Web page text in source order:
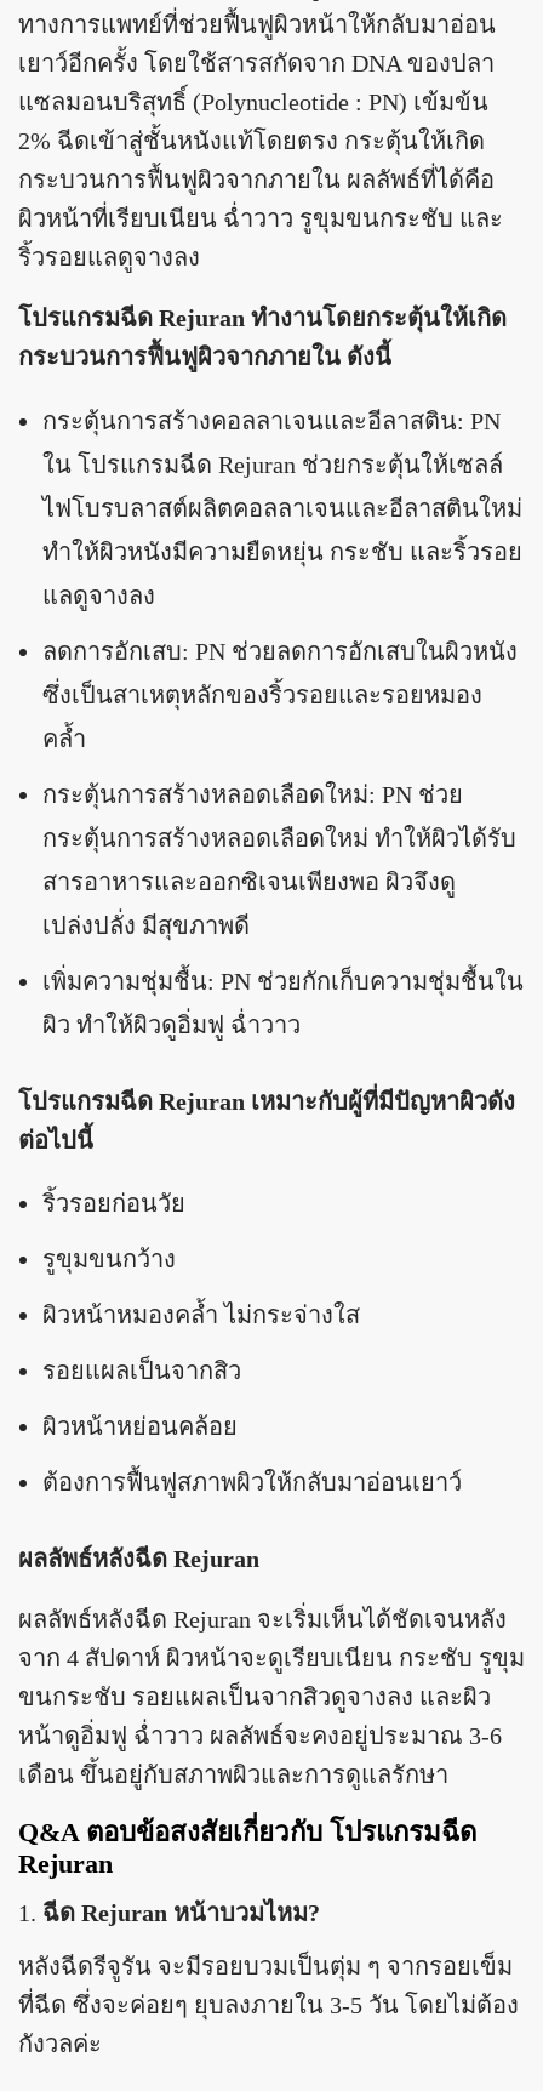
ทางการแพทย์ที่ช่วยฟื้นฟูผิวหน้าให้กลับมาอ่อน
เยาว์อีกครั้ง โดยใช้สารสกัดจาก DNA ของปลา
แซลมอนบริสุทธิ์ (Polynucleotide : PN) เข้มข้น
2% ฉีดเข้าสู่ชั้นหนังแท้โดยตรง กระตุ้นให้เกิด
กระบวนการฟื้นฟูผิวจากภายใน ผลลัพธ์ที่ได้คือ
ผิวหน้าที่เรียบเนียน ฉ่ำวาว รูขุมขนกระชับ และ
ริ้วรอยแลดูจางลง
โปรแกรมฉีด Rejuran ทำงานโดยกระตุ้นให้เกิด
กระบวนการฟื้นฟูผิวจากภายใน ดังนี้
กระตุ้นการสร้างคอลลาเจนและอีลาสติน: PN
ใน โปรแกรมฉีด Rejuran ช่วยกระตุ้นให้เซลล์
ไฟโบรบลาสต์ผลิตคอลลาเจนและอีลาสตินใหม่
ทำให้ผิวหนังมีความยืดหยุ่น กระชับ และริ้วรอย
แลดูจางลง
ลดการอักเสบ: PN ช่วยลดการอักเสบในผิวหนัง
ซึ่งเป็นสาเหตุหลักของริ้วรอยและรอยหมอง
คล้ำ
กระตุ้นการสร้างหลอดเลือดใหม่: PN ช่วย
กระตุ้นการสร้างหลอดเลือดใหม่ ทำให้ผิวได้รับ
สารอาหารและออกซิเจนเพียงพอ ผิวจึงดู
เปล่งปลั่ง มีสุขภาพดี
เพิ่มความชุ่มชื้น: PN ช่วยกักเก็บความชุ่มชื้นใน
ผิว ทำให้ผิวดูอิ่มฟู ฉ่ำวาว
โปรแกรมฉีด Rejuran เหมาะกับผู้ที่มีปัญหาผิวดัง
ต่อไปนี้
ริ้วรอยก่อนวัย
รูขุมขนกว้าง
ผิวหน้าหมองคล้ำ ไม่กระจ่างใส
รอยแผลเป็นจากสิว
ผิวหน้าหย่อนคล้อย
ต้องการฟื้นฟูสภาพผิวให้กลับมาอ่อนเยาว์
ผลลัพธ์หลังฉีด Rejuran
ผลลัพธ์หลังฉีด Rejuran จะเริ่มเห็นได้ชัดเจนหลัง
จาก 4 สัปดาห์ ผิวหน้าจะดูเรียบเนียน กระชับ รูขุม
ขนกระชับ รอยแผลเป็นจากสิวดูจางลง และผิว
หน้าดูอิ่มฟู ฉ่ำวาว ผลลัพธ์จะคงอยู่ประมาณ 3-6
เดือน ขึ้นอยู่กับสภาพผิวและการดูแลรักษา
Q&A ตอบข้อสงสัยเกี่ยวกับ โปรแกรมฉีด
Rejuran
ฉีด Rejuran หน้าบวมไหม?
หลังฉีดรีจูรัน จะมีรอยบวมเป็นตุ่ม ๆ จากรอยเข็ม
ที่ฉีด ซึ่งจะค่อยๆ ยุบลงภายใน 3-5 วัน โดยไม่ต้อง
กังวลค่ะ